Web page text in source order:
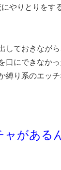
やりとりをす
しておきなが
口にできなか
縛り系のエッ
ャがある